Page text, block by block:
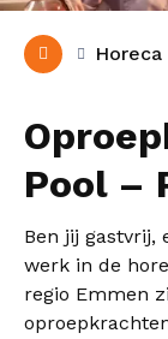
Horeca
Pool –
Ben jij gastvrij,
werk in de
regio Emmen